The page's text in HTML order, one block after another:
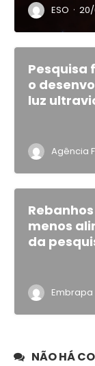
ESO ·
Pesquisa
o
luz
Agência
menos
da
Embrapa
NÃO HÁ